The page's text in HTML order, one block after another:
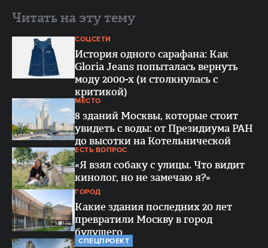
Читать на эту тему
СОЦСЕТИ
История одного сарафана: Как
Gloria Jeans попыталась вернуть
моду 2000-х (и столкнулась с
критикой)
МЕСТО
8 зданий Москвы, которые стоит
увидеть с воды: от Президиума РАН
до высотки на Котельнической
ЕСТЬ ВОПРОС
«Я взял собаку с улицы. Что видит
кинолог, но не замечаю я?»
ГОРОД
Какие здания последних 20 лет
превратили Москву в город
будущего
СПЕЦПРОЕКТ